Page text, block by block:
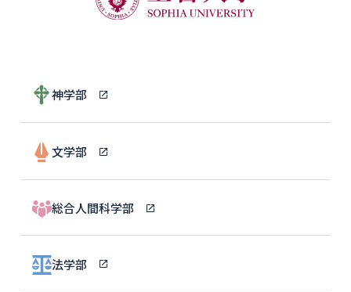
神学部
文学部
総合人間科学部
法学部